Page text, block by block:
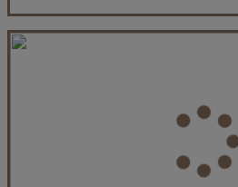
Egynapos kirándulás a
Város:
Utazás módja:
Ellátás
Szálláskategória: